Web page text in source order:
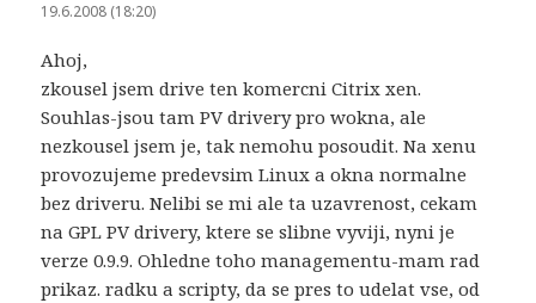
19.6.2008 (18:20)
Ahoj,
zkousel jsem drive ten komercni Citrix xen.
Souhlas-jsou tam PV drivery pro wokna, ale
nezkousel jsem je, tak nemohu posoudit. Na xenu
provozujeme predevsim Linux a okna normalne
bez driveru. Nelibi se mi ale ta uzavrenost, cekam
na GPL PV drivery, ktere se slibne vyviji, nyni je
verze 0.9.9. Ohledne toho managementu-mam rad
prikaz. radku a scripty, da se pres to udelat vse, od